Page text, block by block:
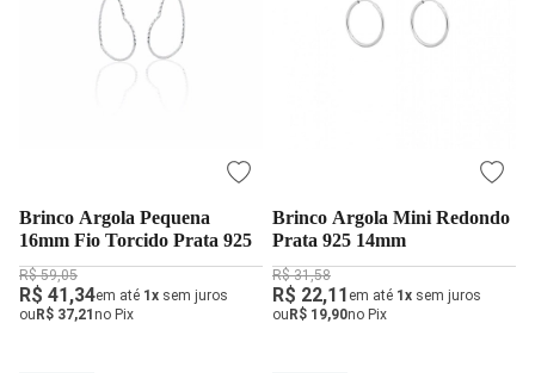
Brinco Argola Pequena
16mm Fio Torcido Prata 925
R$ 59,05
R$ 41,34em até 1x sem juros
ou R$ 37,21 no Pix
Brinco Argola Mini Redondo
Prata 925 14mm
R$ 31,58
R$ 22,11 em até 1x sem juros
ou R$ 19,90no Pix